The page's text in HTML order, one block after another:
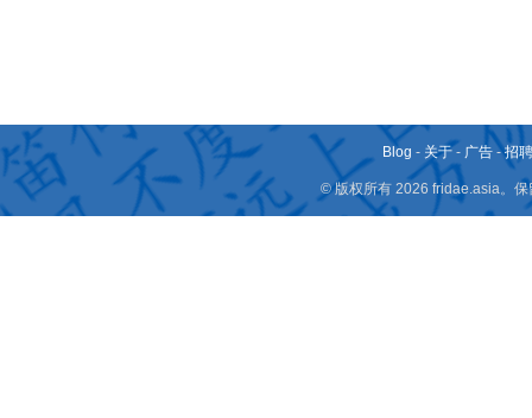
Blog - 关于 - 广告 -招
© 版权所有 2026 fridae.asia。